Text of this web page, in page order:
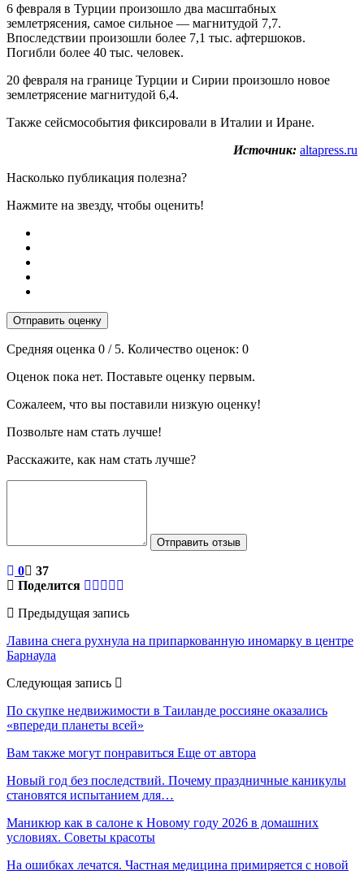
6 февраля в Турции произошло два масштабных
землетрясения, самое сильное — магнитудой 7,7.
Впоследствии произошли более 7,1 тыс. афтершоков.
Погибли более 40 тыс. человек.
20 февраля на границе Турции и Сирии произошло новое
землетрясение магнитудой 6,4.
Также сейсмособытия фиксировали в Италии и Иране.
Источник: altapress.ru
Насколько публикация полезна?
Нажмите на звезду, чтобы оценить!
Отправить оценку
Средняя оценка 0 / 5. Количество оценок: 0
Оценок пока нет. Поставьте оценку первым.
Сожалеем, что вы поставили низкую оценку!
Позвольте нам стать лучше!
Расскажите, как нам стать лучше?
Отправить отзыв
0
37
Поделится
Предыдущая запись
Лавина снега рухнула на припаркованную иномарку в центре
Барнаула
Следующая запись
По скупке недвижимости в Таиланде россияне оказались
«впереди планеты всей»
Вам также могут понравиться Еще от автора
Новый год без последствий. Почему праздничные каникулы
становятся испытанием для…
Маникюр как в салоне к Новому году 2026 в домашних
условиях. Советы красоты
На ошибках лечатся. Частная медицина примиряется с новой